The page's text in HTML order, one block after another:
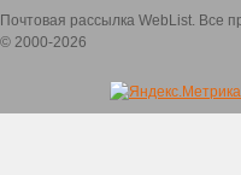
Почтовая рассылка WebList. Все
© 2000-2026